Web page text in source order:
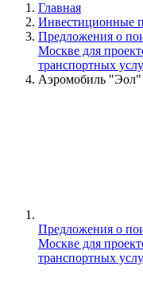
Главная
Инвестиционные
Предложения о
Москве для
транспортных
Аэромобиль "Эол"
Предложения о
Москве для
транспортных